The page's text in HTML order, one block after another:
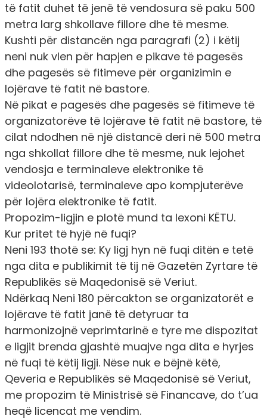
të fatit duhet të jenë të vendosura së paku 500
metra larg shkollave fillore dhe të mesme.
Kushti për distancën nga paragrafi (2) i këtij
neni nuk vlen për hapjen e pikave të pagesës
dhe pagesës së fitimeve për organizimin e
lojërave të fatit në bastore.
Në pikat e pagesës dhe pagesës së fitimeve të
organizatorëve të lojërave të fatit në bastore, të
cilat ndodhen në një distancë deri në 500 metra
nga shkollat fillore dhe të mesme, nuk lejohet
vendosja e terminaleve elektronike të
videolotarisë, terminaleve apo kompjuterëve
për lojëra elektronike të fatit.
Propozim-ligjin e plotë mund ta lexoni KËTU.
Kur pritet të hyjë në fuqi?
Neni 193 thotë se: Ky ligj hyn në fuqi ditën e tetë
nga dita e publikimit të tij në Gazetën Zyrtare të
Republikës së Maqedonisë së Veriut.
Ndërkaq Neni 180 përcakton se organizatorët e
lojërave të fatit janë të detyruar ta
harmonizojnë veprimtarinë e tyre me dispozitat
e ligjit brenda gjashtë muajve nga dita e hyrjes
në fuqi të këtij ligji. Nëse nuk e bëjnë këtë,
Qeveria e Republikës së Maqedonisë së Veriut,
me propozim të Ministrisë së Financave, do t’ua
heqë licencat me vendim.